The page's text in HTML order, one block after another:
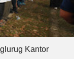
Kantor